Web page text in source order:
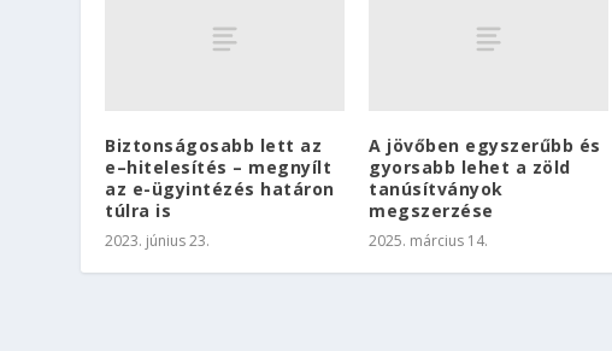
Biztonságosabb lett az
e–hitelesítés – megnyílt
az e-ügyintézés határon
túlra is
2023. június 23.
A jövőben egyszerűbb és
gyorsabb lehet a zöld
tanúsítványok
megszerzése
2025. március 14.